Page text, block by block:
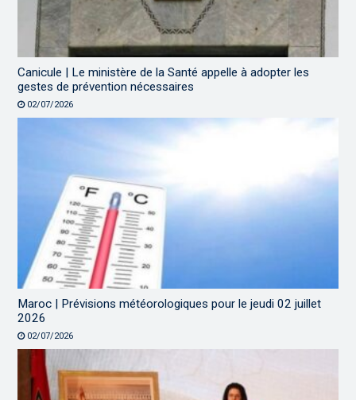
Canicule | Le ministère de la Santé appelle à adopter les
gestes de prévention nécessaires
02/07/2026
Maroc | Prévisions météorologiques pour le jeudi 02 juillet
2026
02/07/2026